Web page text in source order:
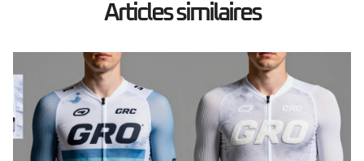
Articles similaires